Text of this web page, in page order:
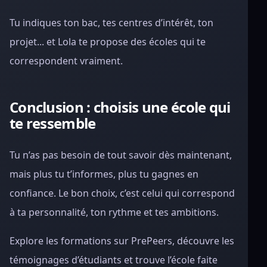
Tu indiques ton bac, tes centres d’intérêt, ton
projet... et Lola te propose des écoles qui te
correspondent vraiment.
Conclusion : choisis une école qui
te ressemble
Tu n’as pas besoin de tout savoir dès maintenant,
mais plus tu t’informes, plus tu gagnes en
confiance. Le bon choix, c’est celui qui correspond
à ta personnalité, ton rythme et tes ambitions.
Explore les formations sur PrePeers, découvre les
témoignages d’étudiants et trouve l’école faite